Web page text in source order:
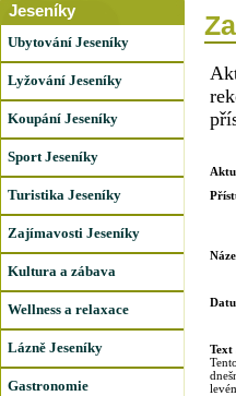
Jeseníky
Ubytování Jeseníky
Lyžování Jeseníky
Koupání Jeseníky
Sport Jeseníky
Turistika Jeseníky
Zajímavosti Jeseníky
Kultura a zábava
Wellness a relaxace
Lázně Jeseníky
Gastronomie